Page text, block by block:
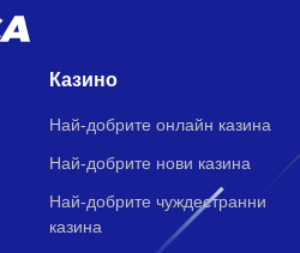
Казино
Най-добрите онлайн казина
Най-добрите нови казина
Най-добрите чуждестранни
казина